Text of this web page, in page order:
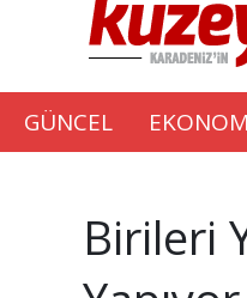
GÜNCEL
Birileri